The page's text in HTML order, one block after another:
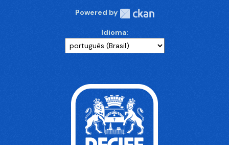
Powered by
Idioma